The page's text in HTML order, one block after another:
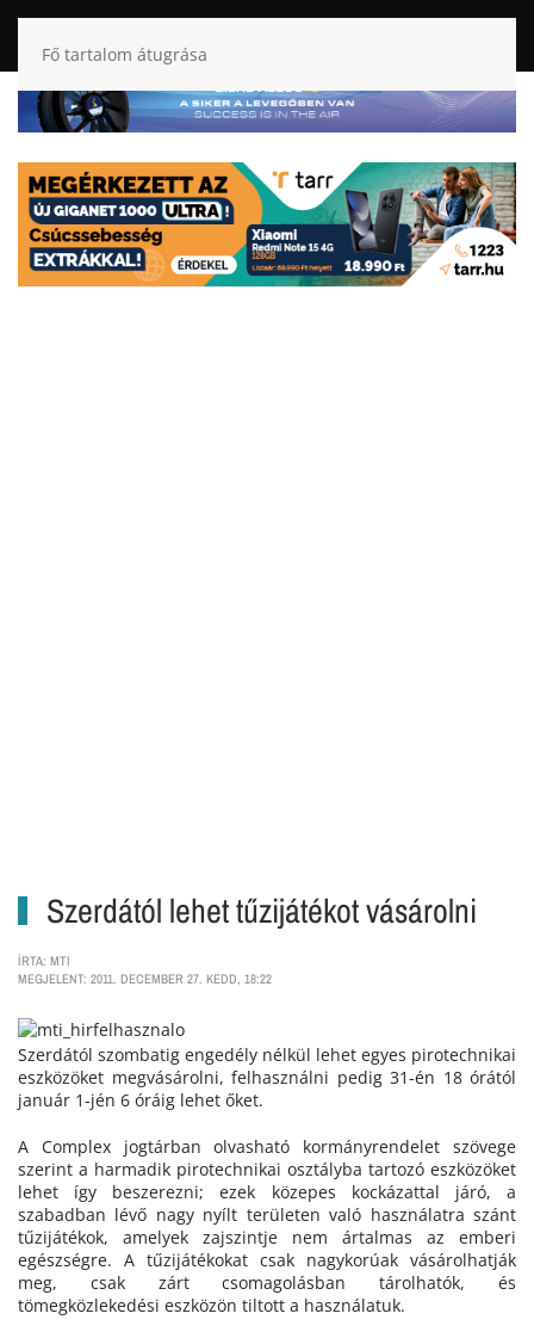
Fő tartalom átugrása
Szerdától lehet tűzijátékot vásárolni
ÍRTA: MTI
MEGJELENT: 2011. DECEMBER 27. KEDD, 18:22
Szerdától szombatig engedély nélkül lehet egyes pirotechnikai
eszközöket megvásárolni, felhasználni pedig 31-én 18 órától
január 1-jén 6 óráig lehet őket.
A Complex jogtárban olvasható kormányrendelet szövege
szerint a harmadik pirotechnikai osztályba tartozó eszközöket
lehet így beszerezni; ezek közepes kockázattal járó, a
szabadban lévő nagy nyílt területen való használatra szánt
tűzijátékok, amelyek zajszintje nem ártalmas az emberi
egészségre. A tűzijátékokat csak nagykorúak vásárolhatják
meg, csak zárt csomagolásban tárolhatók, és
tömegközlekedési eszközön tiltott a használatuk.